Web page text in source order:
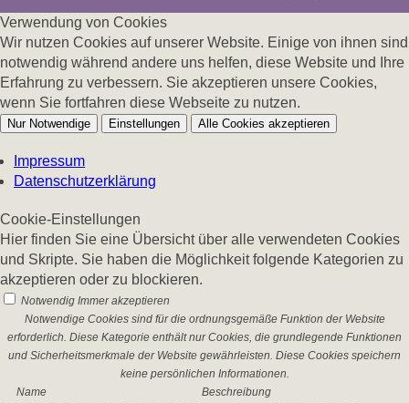
Verwendung von Cookies
Wir nutzen Cookies auf unserer Website. Einige von ihnen sind
notwendig während andere uns helfen, diese Website und Ihre
Erfahrung zu verbessern. Sie akzeptieren unsere Cookies,
wenn Sie fortfahren diese Webseite zu nutzen.
Nur Notwendige Einstellungen Alle Cookies akzeptieren
Impressum
Datenschutzerklärung
Cookie-Einstellungen
Hier finden Sie eine Übersicht über alle verwendeten Cookies
und Skripte. Sie haben die Möglichkeit folgende Kategorien zu
akzeptieren oder zu blockieren.
Notwendig Immer akzeptieren
Notwendige Cookies sind für die ordnungsgemäße Funktion der Website
erforderlich. Diese Kategorie enthält nur Cookies, die grundlegende Funktionen
und Sicherheitsmerkmale der Website gewährleisten. Diese Cookies speichern
keine persönlichen Informationen.
Name
Beschreibung